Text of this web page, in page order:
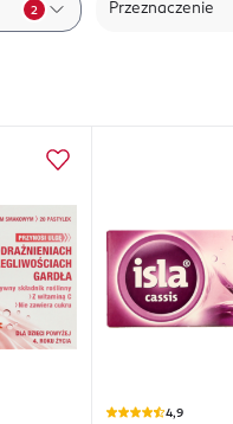
2 Przeznaczenie
4,9